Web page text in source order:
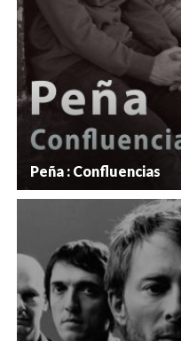
Peña : Confluencias